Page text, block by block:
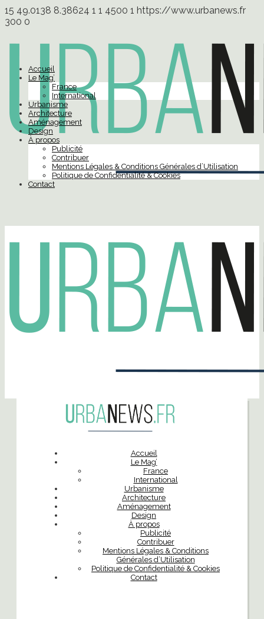
15 49.0138 8.38624 1 1 4500 1 https://www.urbanews.fr
300 0
Accueil
Le Mag’
France
International
Urbanisme
Architecture
Aménagement
Design
À propos
Publicité
Contribuer
Mentions Légales & Conditions Générales d’Utilisation
Politique de Confidentialité & Cookies
Contact
Accueil
Le Mag’
France
International
Urbanisme
Architecture
Aménagement
Design
À propos
Publicité
Contribuer
Mentions Légales & Conditions
Générales d’Utilisation
Politique de Confidentialité & Cookies
Contact